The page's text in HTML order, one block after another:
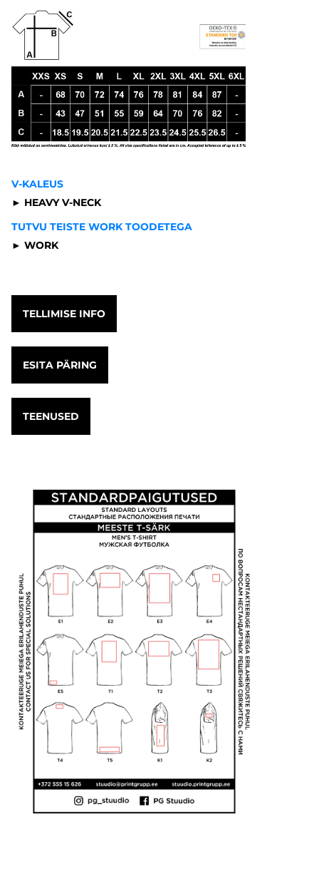
V-KALEUS
► HEAVY V-NECK
TUTVU TEISTE WORK TOODETEGA
► WORK
TELLIMISE INFO
ESITA PÄRING
TEENUSED